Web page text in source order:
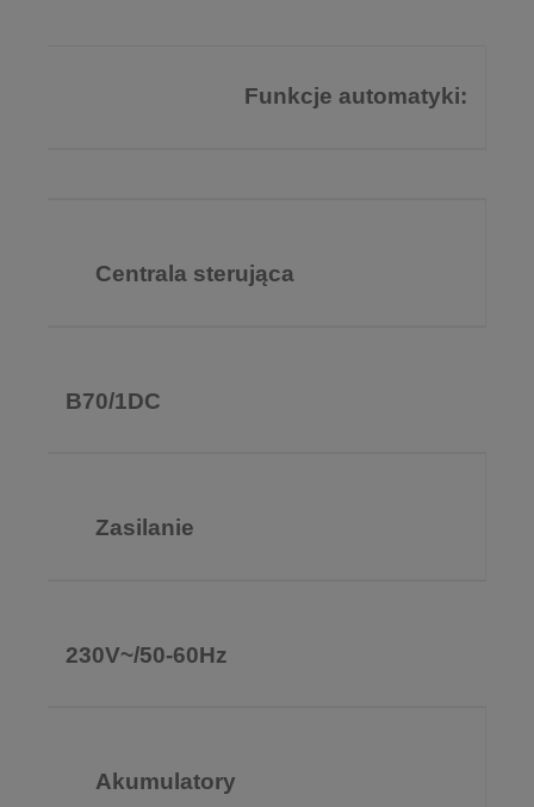
Funkcje automatyki:
Centrala sterująca
B70/1DC
Zasilanie
230V~/50-60Hz
Akumulatory